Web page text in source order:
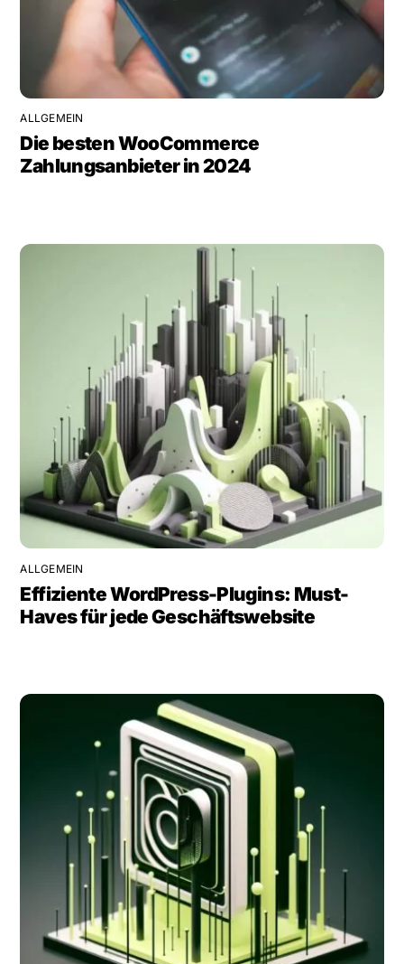
ALLGEMEIN
Die besten WooCommerce
Zahlungsanbieter in 2024
ALLGEMEIN
Effiziente WordPress-Plugins: Must-
Haves für jede Geschäftswebsite